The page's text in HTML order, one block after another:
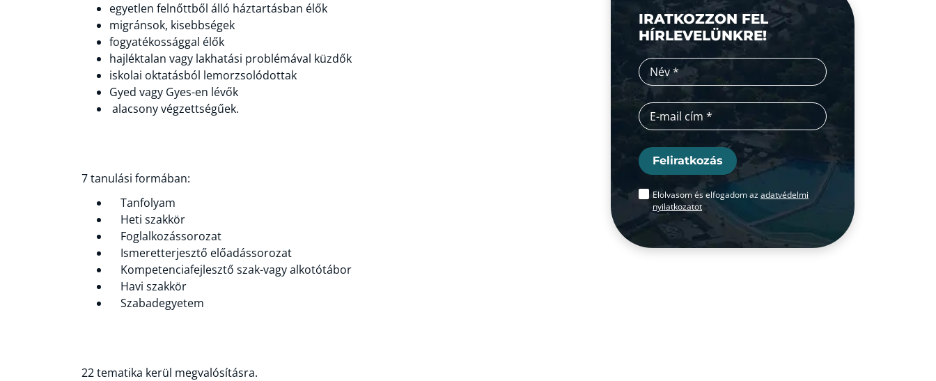
egyetlen felnőttből álló háztartásban élők
migránsok, kisebbségek
fogyatékossággal élők
hajléktalan vagy lakhatási problémával küzdők
iskolai oktatásból lemorzsolódottak
Gyed vagy Gyes-en lévők
alacsony végzettségűek.
7 tanulási formában:
Tanfolyam
Heti szakkör
Foglalkozássorozat
Ismeretterjesztő előadássorozat
Kompetenciafejlesztő szak-vagy alkotótábor
Havi szakkör
Szabadegyetem
22 tematika kerül megvalósításra.
IRATKOZZON FEL
HÍRLEVELÜNKRE!
Feliratkozás
Elolvasom és elfogadom azadatvédelmi
nyilatkozatot